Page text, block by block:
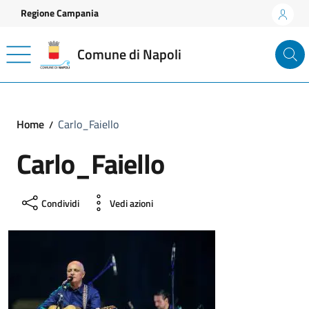
Vai ai contenuti
Vai al footer
Regione Campania
Comune di Napoli
Home Carlo_Faiello
Carlo_Faiello
Condividi Vedi azioni